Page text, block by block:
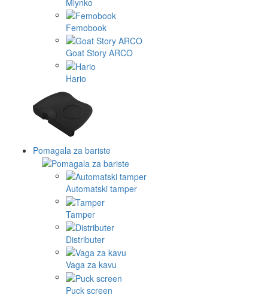
Femobook
Goat Story ARCO
Hario
Pomagala za bariste
Automatski tamper
Tamper
Distributer
Vaga za kavu
Puck screen